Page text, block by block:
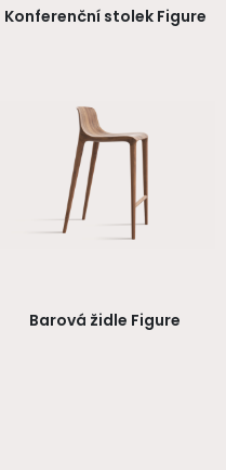
Konferenční stolek Figure
Barová židle Figure